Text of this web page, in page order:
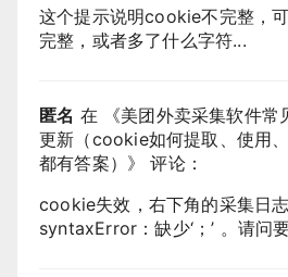
这个提示说明cookie不完整，
完整，或者多了什么字符...
匿名 在 《美团外卖采集软件常
更新（cookie如何提取、使用
都有答案） 》 评论：
cookie失效，右下角的采集日志
syntaxError：缺少‘；’ 。请问